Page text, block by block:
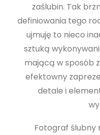
zaślubin. Tak
definiowania tego
ujmuję to nieco
sztuką
mającą w sposób
efektowny
detale i
Fotograf ślubny